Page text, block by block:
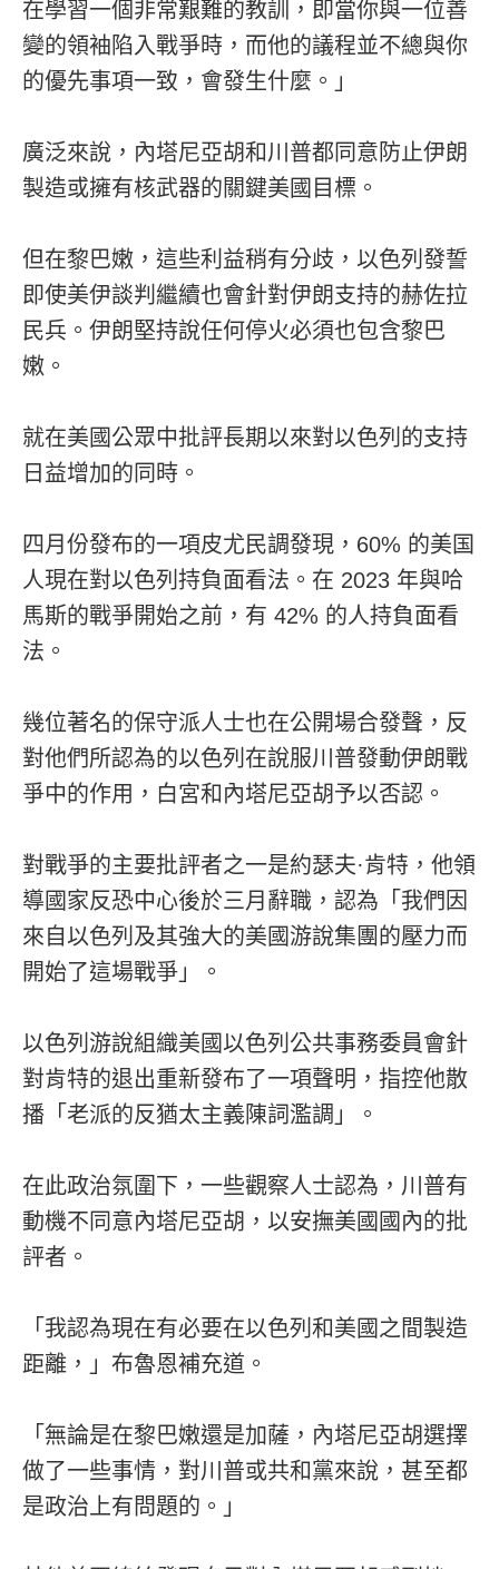
在學習一個非常艱難的教訓，即當你與一位善
變的領袖陷入戰爭時，而他的議程並不總與你
的優先事項一致，會發生什麼。」
廣泛來說，內塔尼亞胡和川普都同意防止伊朗
製造或擁有核武器的關鍵美國目標。
但在黎巴嫩，這些利益稍有分歧，以色列發誓
即使美伊談判繼續也會針對伊朗支持的赫佐拉
民兵。伊朗堅持說任何停火必須也包含黎巴
嫩。
就在美國公眾中批評長期以來對以色列的支持
日益增加的同時。
四月份發布的一項皮尤民調發現，60% 的美国
人現在對以色列持負面看法。在 2023 年與哈
馬斯的戰爭開始之前，有 42% 的人持負面看
法。
幾位著名的保守派人士也在公開場合發聲，反
對他們所認為的以色列在說服川普發動伊朗戰
爭中的作用，白宮和內塔尼亞胡予以否認。
對戰爭的主要批評者之一是約瑟夫·肯特，他領
導國家反恐中心後於三月辭職，認為「我們因
來自以色列及其強大的美國游說集團的壓力而
開始了這場戰爭」。
以色列游說組織美國以色列公共事務委員會針
對肯特的退出重新發布了一項聲明，指控他散
播「老派的反猶太主義陳詞濫調」。
在此政治氛圍下，一些觀察人士認為，川普有
動機不同意內塔尼亞胡，以安撫美國國內的批
評者。
「我認為現在有必要在以色列和美國之間製造
距離，」布魯恩補充道。
「無論是在黎巴嫩還是加薩，內塔尼亞胡選擇
做了一些事情，對川普或共和黨來說，甚至都
是政治上有問題的。」